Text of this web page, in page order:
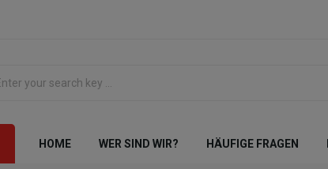
HOME WER SIND WIR? HÄUFIGE FRAGEN